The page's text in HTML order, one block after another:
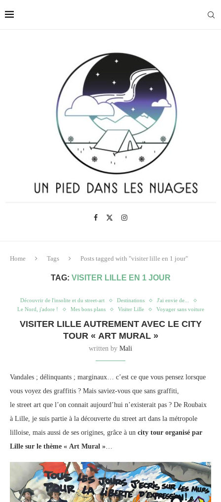
Home Tags Posts tagged with "visiter lille en 1 jour"
TAG: VISITER LILLE EN 1 JOUR
Découvrir de l'insolite et du street-art Destinations
J'ai envie de...
Le Nord, j'adore !
Mes bons plans Visiter Lille Voyager sans voiture
VISITER LILLE AUTREMENT AVEC LE CITY
TOUR « ART MURAL »
written by Mali
Vandales ; délinquants ; marginaux… c’est ce que vous pensez lorsque
vous voyez des graffitis ? Mais saviez-vous que sans graffiti,
le street art que l’on connait aujourd’hui n’existerait pas ? De Roubaix
à Lille, je suis partie à la découverte du street art dans la métropole
lilloise, mais aussi de ses origines, grâce à un city tour organisé par
Lille sur le thème « Art Mural »…